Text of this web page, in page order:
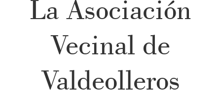
La Asociación
Vecinal de
Valdeolleros